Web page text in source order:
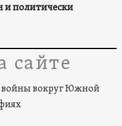
и политически
сайте
войны вокруг Южной